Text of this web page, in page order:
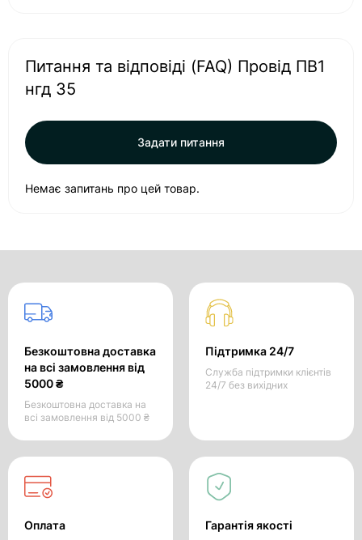
Питання та відповіді (FAQ) Провід ПВ1
нгд 35
Задати питання
Немає запитань про цей товар.
Безкоштовна доставка
на всі замовлення від
5000 ₴
Безкоштовна доставка на
всі замовлення від 5000 ₴
Підтримка 24/7
Служба підтримки клієнтів
24/7 без вихідних
Оплата Гарантія якості